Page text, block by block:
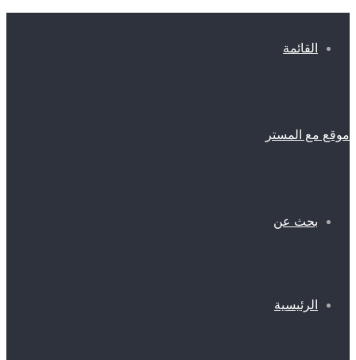
القائمة
موقع مع المستر
بحث عن
الرئيسية